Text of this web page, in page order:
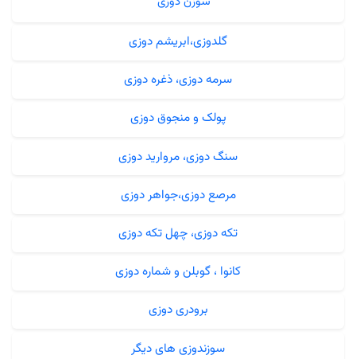
گلدوزی،ابریشم دوزی
سرمه دوزی، ذغره دوزی
پولک و منجوق دوزی
سنگ دوزی، مروارید دوزی
مرصع دوزی،جواهر دوزی
تکه دوزی، چهل تکه دوزی
کانوا ، گوبلن و شماره دوزی
برودری دوزی
سوزندوزی های دیگر